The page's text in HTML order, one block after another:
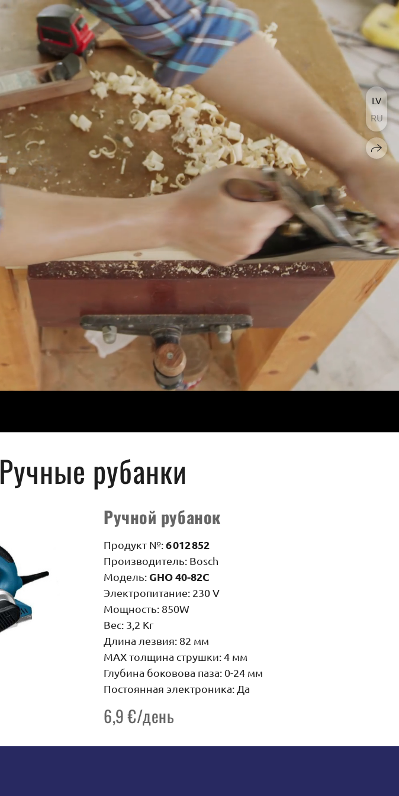
Ручные рубанки
Ручной рубанок
Продукт №:6 012 852
Производитель: Bosch
Модель: GHO 40-82C
Электропитание: 230 V
Мощность: 850W
Вес: 3,2 Кг
Длина лезвия: 82 мм
MAX толщина струшки: 4 мм
Глубина боковова паза: 0-24 мм
Постоянная электроника: Да
6,9 €/день
LV
RU